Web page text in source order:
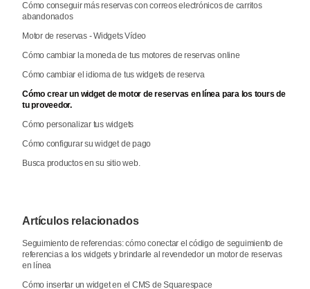
Cómo conseguir más reservas con correos electrónicos de carritos
abandonados
Motor de reservas - Widgets Vídeo
Cómo cambiar la moneda de tus motores de reservas online
Cómo cambiar el idioma de tus widgets de reserva
Cómo crear un widget de motor de reservas en línea para los tours de
tu proveedor.
Cómo personalizar tus widgets
Cómo configurar su widget de pago
Busca productos en su sitio web.
Artículos relacionados
Seguimiento de referencias: cómo conectar el código de seguimiento de
referencias a los widgets y brindarle al revendedor un motor de reservas
en línea
Cómo insertar un widget en el CMS de Squarespace